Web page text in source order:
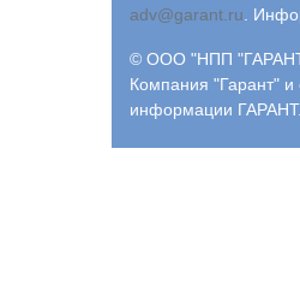
adv@garant.ru
© ООО "НПП
Компания "Гарант" и
информации ГАРАНТ.